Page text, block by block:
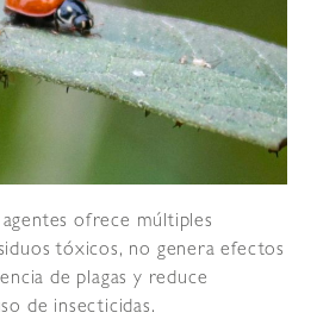
ofrece múltiples
tóxicos, no genera efectos
de plagas y reduce
de insecticidas.